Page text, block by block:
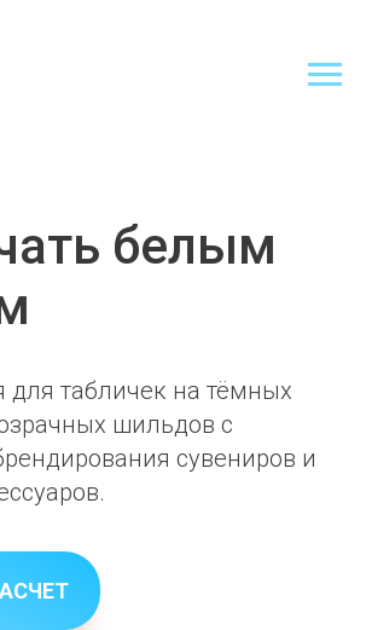
белым
для табличек на тёмных
шильдов с
сувениров и